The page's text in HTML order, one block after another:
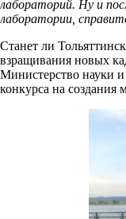
лабораторий. Ну и
лаборатории,
Станет ли
взращивания новых
Министерство науки
конкурса на создания